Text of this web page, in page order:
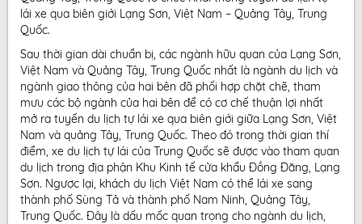
lái xe qua biên giới Lạng Sơn, Việt Nam – Quảng Tây, Trung
Quốc.
Sau thời gian dài chuẩn bị, các ngành hữu quan của Lạng Sơn,
Việt Nam và Quảng Tây, Trung Quốc nhất là ngành du lịch và
ngành giao thông của hai bên đã phối hợp chặt chẽ, tham
mưu các bộ ngành của hai bên để có cơ chế thuận lợi nhất
mở ra tuyến du lịch tự lái xe qua biên giới giữa Lạng Sơn, Việt
Nam và quảng Tây, Trung Quốc. Theo đó trong thời gian thí
điểm, xe du lịch tự lái của Trung Quốc sẽ được vào tham quan
du lịch trong địa phận Khu Kinh tế cửa khẩu Đồng Đăng, Lạng
Sơn. Ngược lại, khách du lịch Việt Nam có thể lái xe sang
thành phố Sùng Tả và thành phố Nam Ninh, Quảng Tây,
Trung Quốc. Đây là dấu mốc quan trọng cho ngành du lịch,